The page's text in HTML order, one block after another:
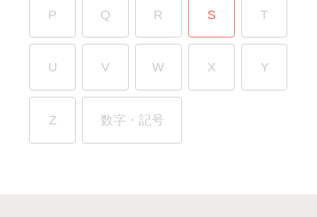
P Q R S T
U V W X Y
Z 数字・記号